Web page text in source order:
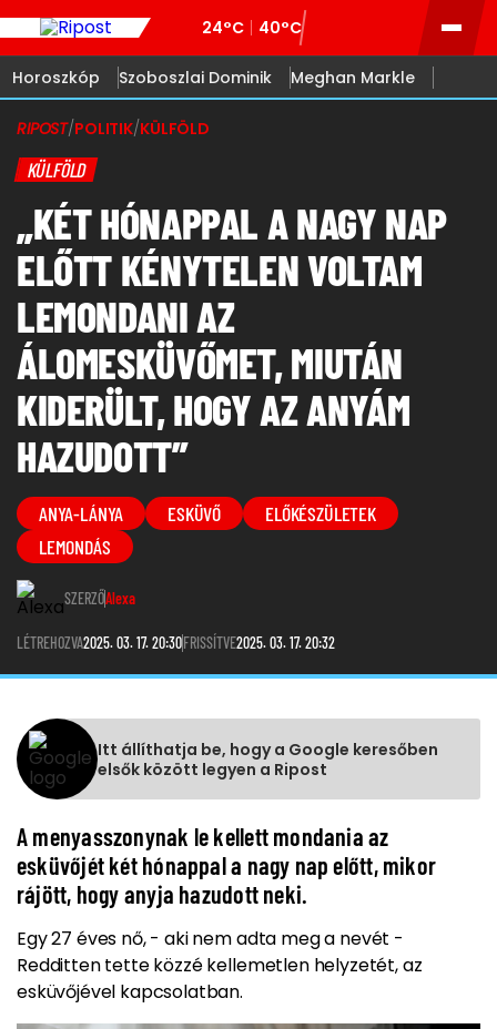
24°C 40°C
Horoszkóp Szoboszlai Dominik Meghan Markle
RIPOST/POLITIK/KÜLFÖLD
KÜLFÖLD
„KÉT HÓNAPPAL A NAGY NAP
ELŐTT KÉNYTELEN VOLTAM
LEMONDANI AZ
ÁLOMESKÜVŐMET, MIUTÁN
KIDERÜLT, HOGY AZ ANYÁM
HAZUDOTT”
ANYA-LÁNYA ESKÜVŐ
ELŐKÉSZÜLETEK
LEMONDÁS
SZERZŐAlexa
LÉTREHOZVA2025. 03. 17. 20:30FRISSÍTVE2025. 03. 17. 20:32
Itt állíthatja be, hogy a Google keresőben
elsők között legyen a Ripost
A menyasszonynak le kellett mondania az
esküvőjét két hónappal a nagy nap előtt, mikor
rájött, hogy anyja hazudott neki.
Egy 27 éves nő, - aki nem adta meg a nevét -
Redditten tette közzé kellemetlen helyzetét, az
esküvőjével kapcsolatban.